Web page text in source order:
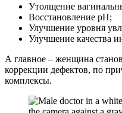
Утолщение
Восстановление рН;
Улучшение уровня
Улучшение качества
А главное – женщина
коррекции дефектов, по
комплексы.